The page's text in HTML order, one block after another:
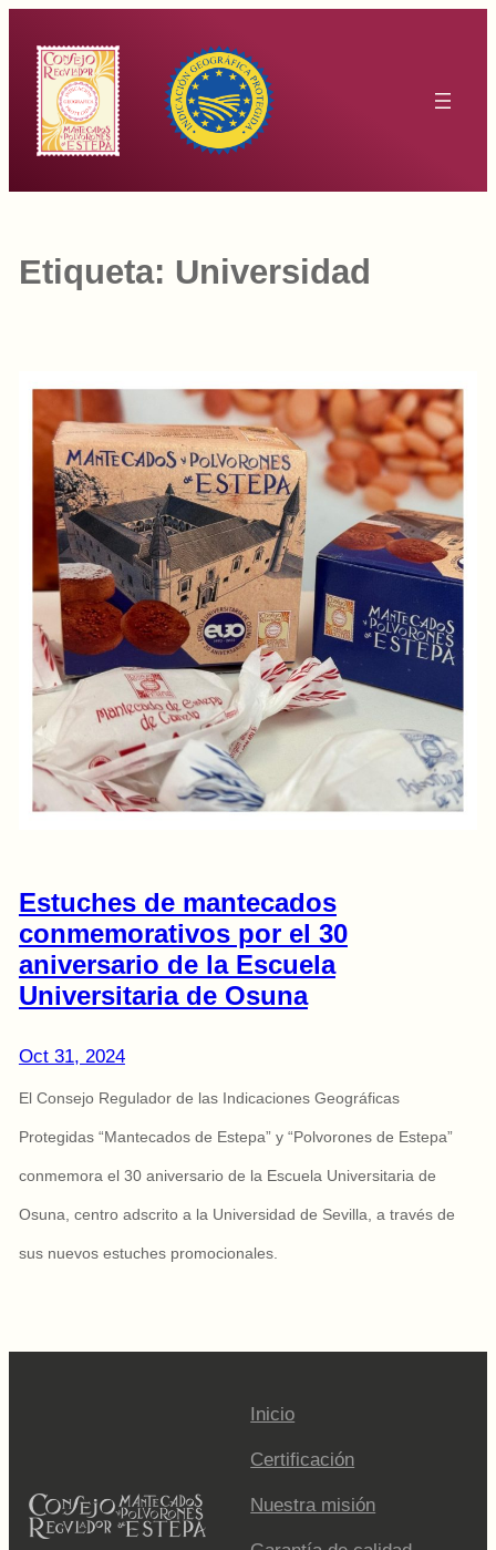
contenido
Etiqueta: Universidad
Estuches de mantecados
conmemorativos por el 30
aniversario de la Escuela
Universitaria de Osuna
Oct 31, 2024
El Consejo Regulador de las Indicaciones Geográficas
Protegidas “Mantecados de Estepa” y “Polvorones de Estepa”
conmemora el 30 aniversario de la Escuela Universitaria de
Osuna, centro adscrito a la Universidad de Sevilla, a través de
sus nuevos estuches promocionales.
Inicio
Certificación
Nuestra misión